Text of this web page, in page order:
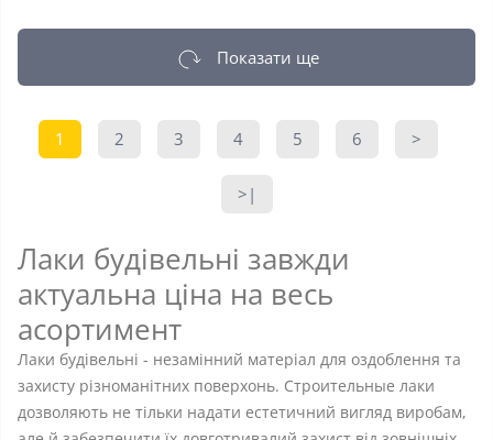
Показати ще
1 2 3 4 5 6 >
>|
Лаки будівельні завжди
актуальна ціна на весь
асортимент
Лаки будівельні - незамінний матеріал для оздоблення та
захисту різноманітних поверхонь. Строительные лаки
дозволяють не тільки надати естетичний вигляд виробам,